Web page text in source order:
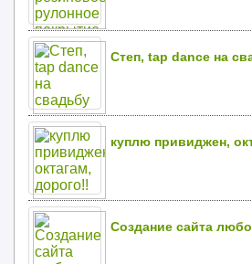
Степ, tap dance на
куплю привиджен,
Создание сайта